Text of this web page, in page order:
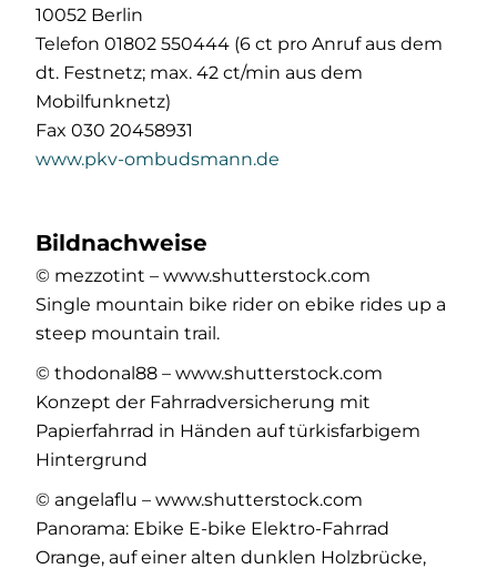
10052 Berlin
Telefon 01802 550444 (6 ct pro Anruf aus dem
dt. Festnetz; max. 42 ct/min aus dem
Mobilfunknetz)
Fax 030 20458931
www.pkv-ombudsmann.de
Bildnachweise
© mezzotint – www.shutterstock.com
Single mountain bike rider on ebike rides up a
steep mountain trail.
© thodonal88 – www.shutterstock.com
Konzept der Fahrradversicherung mit
Papierfahrrad in Händen auf türkisfarbigem
Hintergrund
© angelaflu – www.shutterstock.com
Panorama: Ebike E-bike Elektro-Fahrrad
Orange, auf einer alten dunklen Holzbrücke,